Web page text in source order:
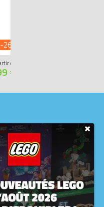
de
€
-26%